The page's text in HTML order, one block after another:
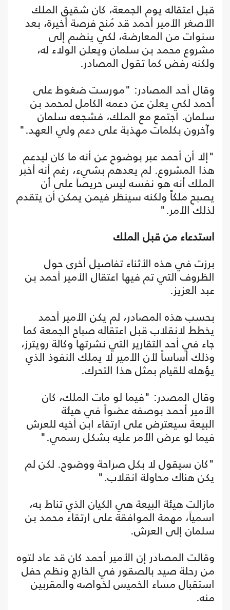
قبل اعتقاله يوم الجمعة، كان شقيق الملك
الأصغر الأمير أحمد قد مُنح فرصة أخيرة، بعد
سنوات من المعارضة، لكي ينضم إلى
مشروع محمد بن سلمان ويعلن الولاء له،
ولكنه رفض كما تقول المصادر.
وقال أحد المصادر: "مورست ضغوط على
أحمد لكي يعلن عن دعمه الكامل لمحمد بن
سلمان. اجتمع مع الملك، فشجعه سلمان
وآخرون بكلمات مهذبة على دعم ولي العهد."
"إلا أن أحمد عبر بوضوح عن أنه ما كان ليدعم
هذا المشروع. لم يعدهم بشيء، رغم أنه أخبر
الملك أنه هو نفسه ليس حريصاً على أن
يصبح ملكاً ولكنه سينظر فيمن يمكن أن يتقدم
لذلك الأمر."
استدعاء من قبل الملك
برزت في هذه الأثناء تفاصيل أخرى حول
الظروف التي تم فيها اعتقال الأمير أحمد بن
عبد العزيز.
بحسب هذه المصادر، لم يكن الأمير أحمد
يخطط لانقلاب قبل اعتقاله صباح الجمعة كما
جاء في أحد التقارير التي نشرتها وكالة رويترز،
وذلك أساساً لأن الأمير لا يملك النفوذ الذي
يؤهله للقيام بمثل هذا التحرك.
وقال المصدر: "فيما لو مات الملك، كان
الأمير أحمد بوصفه عضواً في هيئة
البيعة سيعترض على ارتقاء ابن أخيه للعرش
فيما لو عرض الأمر عليه بشكل رسمي."
"كان سيقول لا بكل صراحة ووضوح. لكن لم
يكن هناك محاولة انقلاب."
مازالت هيئة البيعة هي الكيان الذي تناط به،
اسمياً، مهمة الموافقة على ارتقاء محمد بن
سلمان إلى العرش.
وقالت المصادر إن الأمير أحمد كان قد عاد لتوه
من رحلة صيد بالصقور في الخارج ونظم حفل
استقبال مساء الخميس لخواصه والمقربين
منه.